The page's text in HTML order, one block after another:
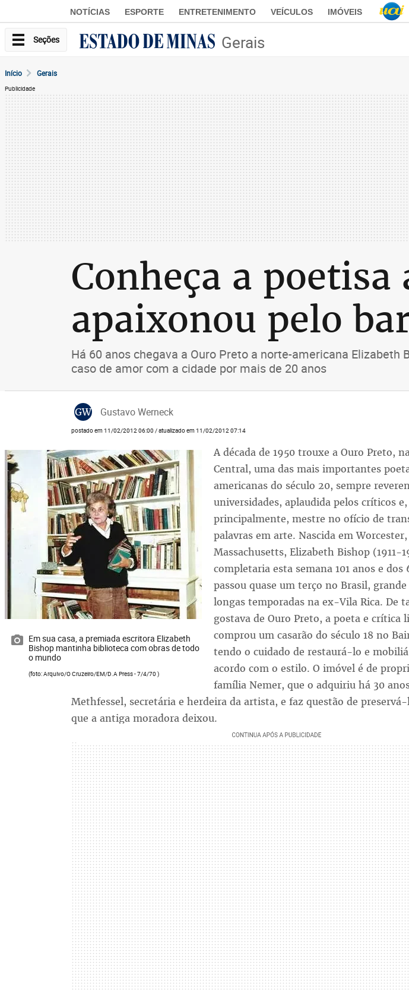
NOTÍCIAS ESPORTE ENTRETENIMENTO VEÍCULOS IMÓVEIS
Seções Gerais
Início Gerais
Publicidade
Conheça a
apaixonou pelo
Há 60 anos chegava a Ouro Preto a norte-americana
caso de amor com a cidade por mais de 20 anos
GW Gustavo Werneck
postado em 11/02/2012 06:00 / atualizado em 11/02/2012 07:14
Em sua casa, a premiada escritora Elizabeth
Bishop mantinha biblioteca com obras de todo
o mundo
(foto: Arquivo/O Cruzeiro/EM/D.A Press - 7/4/70 )
A década de 1950 trouxe a Ouro Preto,
Central, uma das mais importantes
americanas do século 20, sempre
universidades, aplaudida pelos críticos e,
principalmente, mestre no ofício de
palavras em arte. Nascida em
Massachusetts, Elizabeth Bishop (1911-
completaria esta semana 101 anos e dos
passou quase um terço no Brasil,
longas temporadas na ex-Vila Rica. De
gostava de Ouro Preto, a poeta e crítica
comprou um casarão do século 18 no
tendo o cuidado de restaurá-lo e
acordo com o estilo. O imóvel é de
família Nemer, que o adquiriu há 30
Methfessel, secretária e herdeira da artista, e faz questão de
que a antiga moradora deixou.